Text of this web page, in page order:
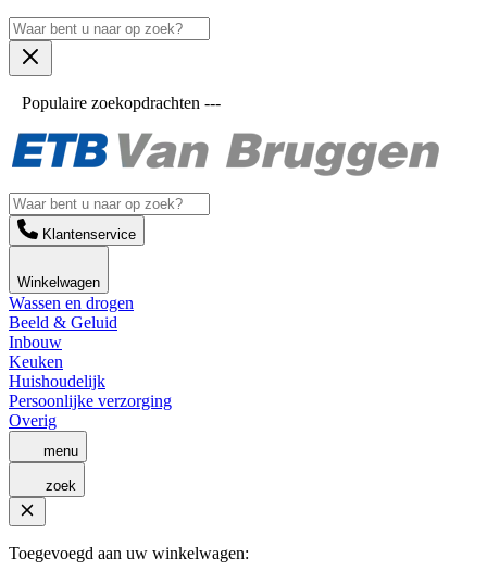
Populaire zoekopdrachten ---
Klantenservice
Winkelwagen
Wassen en drogen
Beeld & Geluid
Inbouw
Keuken
Huishoudelijk
Persoonlijke verzorging
Overig
menu
zoek
Toegevoegd aan uw winkelwagen: